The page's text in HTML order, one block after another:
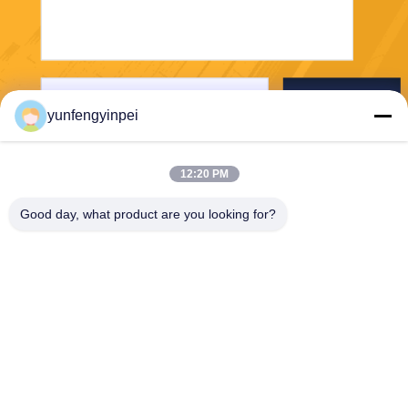
yunfengyinpei
12:20 PM
Good day, what product are you looking for?